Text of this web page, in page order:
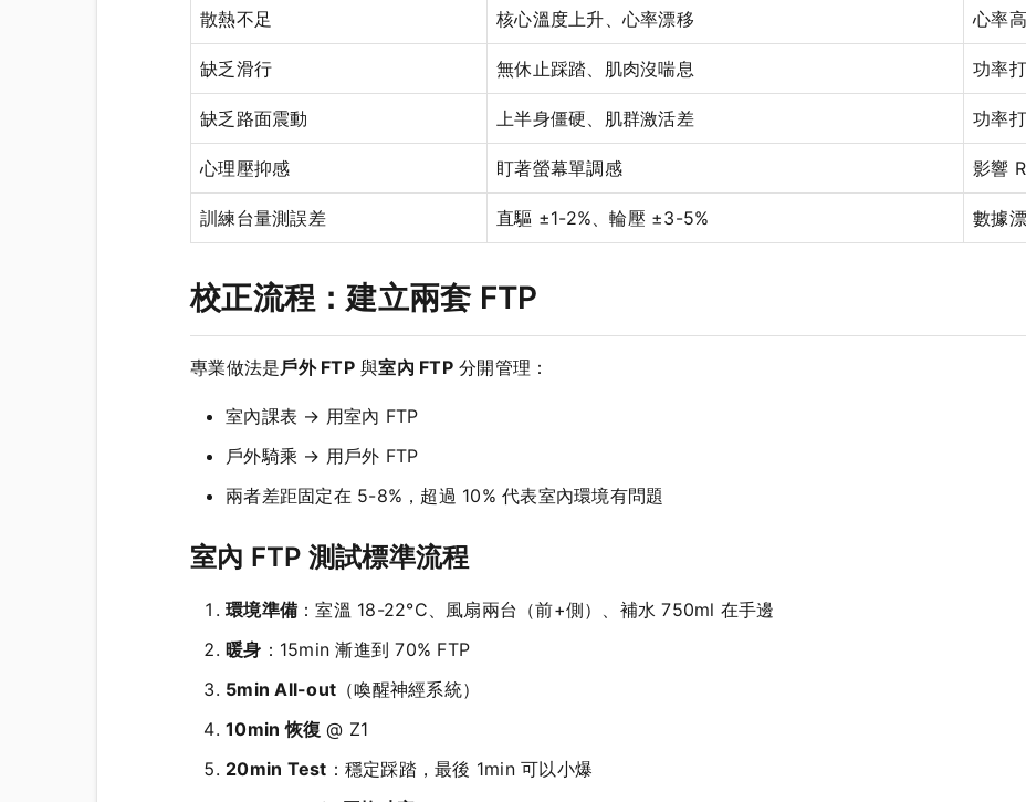
散熱不足 核心溫度上升、心率漂移 心率
缺乏滑行 無休止踩踏、肌肉沒喘息 功率
缺乏路面震動 上半身僵硬、肌群激活差 功率
心理壓抑感 盯著螢幕單調感 影響
訓練台量測誤差 直驅 ±1-2%、輪壓 ±3-5% 數據
校正流程：建立兩套 FTP
專業做法是戶外 FTP與室內 FTP分開管理：
室內課表 → 用室內 FTP
戶外騎乘 → 用戶外 FTP
兩者差距固定在 5-8%，超過 10% 代表室內環境有問題
室內 FTP 測試標準流程
環境準備 ：室溫 18-22°C、風扇兩台（前+側）、補水 750ml 在手邊
暖身 ：15min 漸進到 70% FTP
5min All-out （喚醒神經系統）
10min 恢復 @ Z1
20min Test ：穩定踩踏，最後 1min 可以小爆